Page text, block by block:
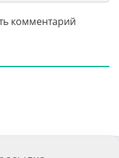
комментарий